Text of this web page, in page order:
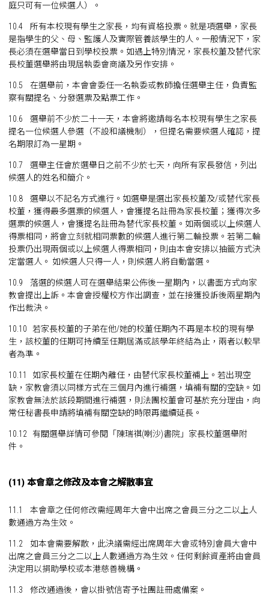
庭只可有一位候選人）。
10.4 所有本校現有學生之家長，均有資格投票。就是項選舉，家長
是指學生的父、母、監護人及實際管養該學生的人。一般情況下，家
長必須在選舉當日到學校投票。如遇上特別情況，家長校董及替代家
長校董選舉將由現屆執委會商議及另作安排。
10.5 在選舉前，本會會委任一名執委或教師擔任選舉主任，負責監
察有關提名、分發選票及點票工作。
10.6 選舉前不少於二十一天，本會將邀請每名本校現有學生之家長
提名一位候選人參選（不設和議機制），但提名需要候選人確認，提
名期限訂為一星期。
10.7 選舉主任會於選舉日之前不少於七天，向所有家長發信，列出
候選人的姓名和簡介。
10.8 選舉以不記名方式進行。如選舉是選出家長校董及/或替代家長
校董，獲得最多選票的候選人，會獲提名註冊為家長校董；獲得次多
選票的候選人，會獲提名註冊為替代家長校董。如兩個或以上候選人
得票相同，將會立刻就相同票數的候選人進行第二輪投票。若第二輪
投票仍出現兩個或以上候選人得票相同，則由本會安排以抽籤方式決
定當選人。 如候選人只得一人，則候選人將自動當選。
10.9 落選的候選人可在選舉結果公佈後一星期內，以書面方式向家
教會提出上訴。本會會授權校方作出調查，並在接獲投訴後兩星期內
作出裁決。
10.10 若家長校董的子弟在他/她的校董任期內不再是本校的現有學
生，該校董的任期可持續至任期屆滿或該學年終結為止，兩者以較早
者為準。
10.11 如家長校董在任期內離任，由替代家長校董補上。若出現空
缺，家教會須以同樣方式在三個月內進行補選，填補有關的空缺。如
家教會無法於該段期間進行補選，則法團校董會可基於充分理由，向
常任秘書長申請將填補有關空缺的時限再繼續延長。
10.12 有關選舉詳情可參閱「陳瑞祺(喇沙)書院」家長校董選舉附
件。
(11) 本會章之修改及本會之解散事宜
11.1 本會章之任何修改需經周年大會中出席之會員三分之二以上人
數通過方為生效。
11.2 如本會需要解散，此決議需經出席周年大會或特別會員大會中
出席之會員三分之二以上人數通過方為生效。任何剩餘資產將由會員
決定用以捐助學校或本港慈善機構。
11.3 修改通過後，會以掛號信寄予社團註冊處備案。